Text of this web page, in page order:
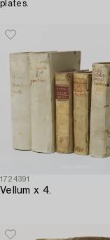
plates.
1724391
Vellum x 4.